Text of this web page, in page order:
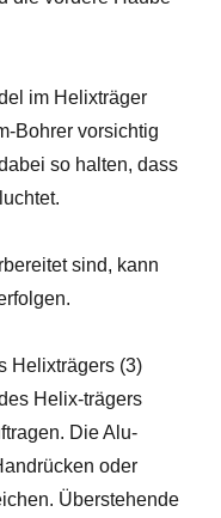
im Helixträger
Bohrer vorsichtig
so halten, dass
sind, kann
Helixträgers (3)
Helix-trägers
Die Alu-
oder
Überstehende